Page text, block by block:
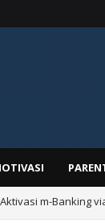
untuk Luka Apa